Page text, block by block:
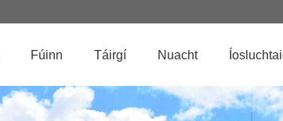
Fúinn Táirgí Nuacht